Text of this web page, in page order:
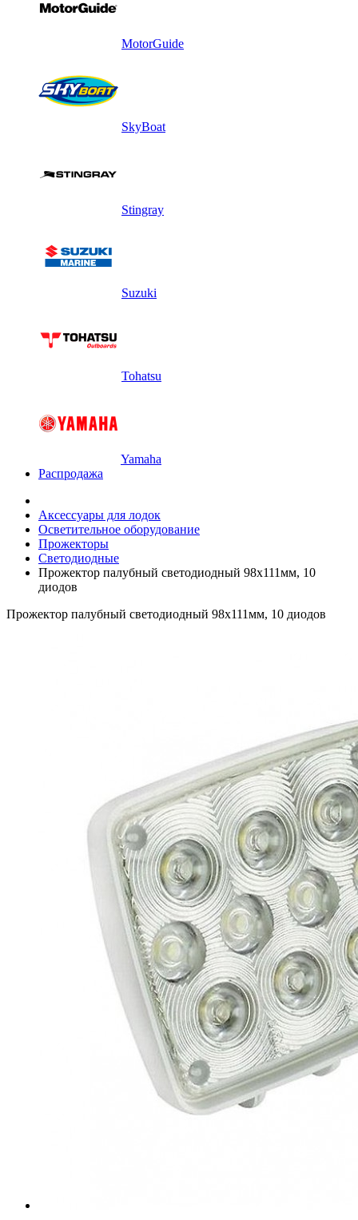
MotorGuide
SkyBoat
Stingray
Suzuki
Tohatsu
Yamaha
Распродажа
Аксессуары для лодок
Осветительное оборудование
Прожекторы
Светодиодные
Прожектор палубный светодиодный 98х111мм, 10
диодов
Прожектор палубный светодиодный 98х111мм, 10 диодов